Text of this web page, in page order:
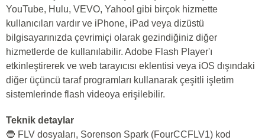
YouTube, Hulu, VEVO, Yahoo! gibi birçok hizmette
kullanıcıları vardır ve iPhone, iPad veya dizüstü
bilgisayarınızda çevrimiçi olarak gezindiğiniz diğer
hizmetlerde de kullanılabilir. Adobe Flash Player'ı
etkinleştirerek ve web tarayıcısı eklentisi veya iOS dışındaki
diğer üçüncü taraf programları kullanarak çeşitli işletim
sistemlerinde flash videoya erişilebilir.
Teknik detaylar
🔵 FLV dosyaları, Sorenson Spark (FourCCFLV1) kod